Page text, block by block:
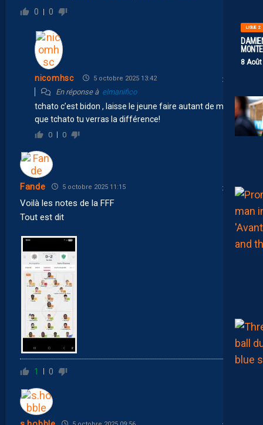
LIGUE 2
8
0 0
nicomhsc 5 octobre 2025 13:42
En réponse à elmanifico
tchato c’est bidon , laisse le jeune faire autant de match
que tchato tu verras la différence!
0 0
Fande 5 octobre 2025 11:15
Voilà les notes de la FFF
Tout est dit
1 0